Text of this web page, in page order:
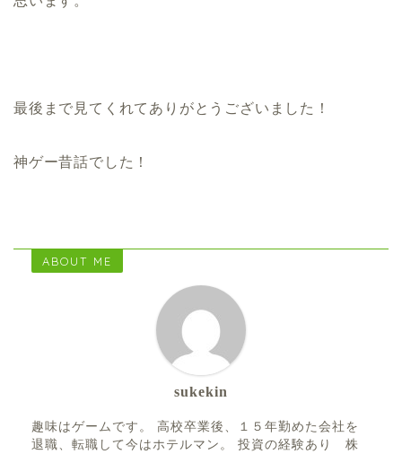
最後まで見てくれてありがとうございました！
神ゲー昔話でした！
ABOUT ME
sukekin
趣味はゲームです。 高校卒業後、１５年勤めた会社を
退職、転職して今はホテルマン。 投資の経験あり 株